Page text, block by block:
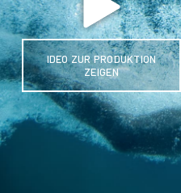
IDEO ZUR PRODUKTION
ZEIGEN